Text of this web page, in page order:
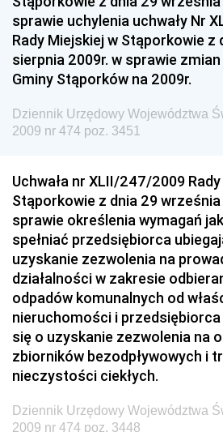
Dziennik Urzędowy Ministra
Budownictwa
Dziennik Urzędowy Ministra
Żeglugi Śródlądowej
Dziennik Urzędowy Ministra
Dziennik Urzędowy Ministra
Dziennik Urzędowy Ministra
Dziennik Urzędowy Wyższego
Dziennik Urzędowy Prezesa
Kolejowego
Dziennik Urzędowy Ministra
Technologii
Dziennik Urzędowy Ministra
Dziennik Urzędowy Naczelnego
Państwowych
Dziennik Urzędowy Ministra
sprawie uchylenia uchwały Nr
Rady Miejskiej w Stąporkowie z
sierpnia 2009r. w sprawie
Gminy Stąporków na 2009r.
Dziennik Urzędowy Województwa
2009 nr 474 poz. 3451
Uchwała nr XLII/247/2009
Stąporkowie z dnia 29 września
sprawie określenia wymagań
spełniać przedsiębiorca
uzyskanie zezwolenia na
działalności w zakresie
odpadów komunalnych od
nieruchomości i
się o uzyskanie zezwolenia na
zbiorników bezodpływowych i
nieczystości ciekłych.
Dziennik Urzędowy Województwa
2009 nr 474 poz. 3448